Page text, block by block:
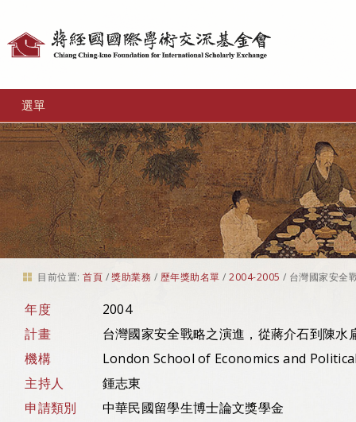
選單
目前位置: 首頁 /獎助業務 / 歷年獎助名單 /2004-2005 / 台灣國家安全
年度
2004
計畫
台灣國家安全戰略之演進，從蔣介石到陳水
機構
London School of Economics and
主持人
鍾志東
申請類別
中華民國留學生博士論文獎學金